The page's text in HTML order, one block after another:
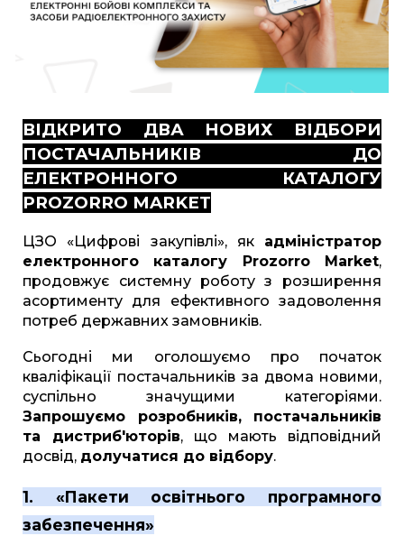
ВІДКРИТО ДВА НОВИХ ВІДБОРИ
ПОСТАЧАЛЬНИКІВ ДО
ЕЛЕКТРОННОГО КАТАЛОГУ
PROZORRO MARKET
ЦЗО «Цифрові закупівлі», як адміністратор
електронного каталогу Prozorro Market,
продовжує системну роботу з розширення
асортименту для ефективного задоволення
потреб державних замовників.
Сьогодні ми оголошуємо про початок
кваліфікації постачальників за двома новими,
суспільно значущими категоріями.
Запрошуємо розробників, постачальників
та дистриб'юторів, що мають відповідний
досвід, долучатися до відбору.
1. «Пакети освітнього програмного
забезпечення»